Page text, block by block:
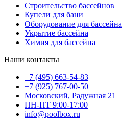
Строительство бассейнов
Купели для бани
Оборудование для бассейна
Укрытие бассейна
Химия для бассейна
Наши контакты
+7 (495) 663-54-83
+7 (925) 767-00-50
Московский, Радужная 21
ПН-ПТ 9:00-17:00
info@poolbox.ru